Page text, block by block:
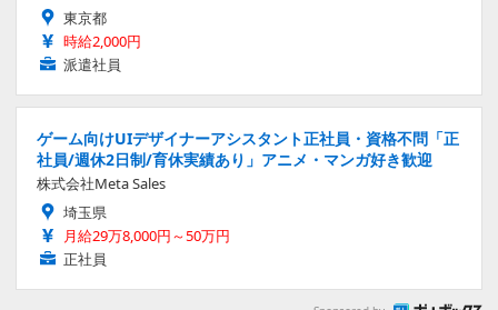
東京都
時給2,000円
派遣社員
ゲーム向けUIデザイナーアシスタント正社員・資格不問「正
社員/週休2日制/育休実績あり」アニメ・マンガ好き歓迎
株式会社Meta Sales
埼玉県
月給29万8,000円～50万円
正社員